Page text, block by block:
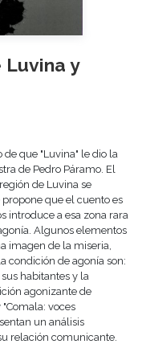
Luvina y
que "Luvina" le dio la
de Pedro Páramo. El
de Luvina se
que el cuento es
introduce a esa zona rara
Algunos elementos
imagen de la miseria,
condición de agonía son:
habitantes y la
agonizante de
voces
un análisis
relación comunicante.